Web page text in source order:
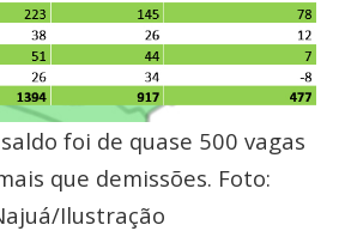
foi de quase 500 vagas
que demissões. Foto:
Ilustração